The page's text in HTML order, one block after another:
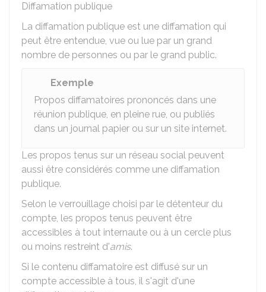
Diffamation publique
La diffamation publique est une diffamation qui
peut être entendue, vue ou lue par un grand
nombre de personnes ou par le grand public.
Exemple
Propos diffamatoires prononcés dans une
réunion publique, en pleine rue, ou publiés
dans un journal papier ou sur un site internet.
Les propos tenus sur un réseau social peuvent
aussi être considérés comme une diffamation
publique.
Selon le verrouillage choisi par le détenteur du
compte, les propos tenus peuvent être
accessibles à tout internaute ou à un cercle plus
ou moins restreint d'amis.
Si le contenu diffamatoire est diffusé sur un
compte accessible à tous, il s'agit d'une